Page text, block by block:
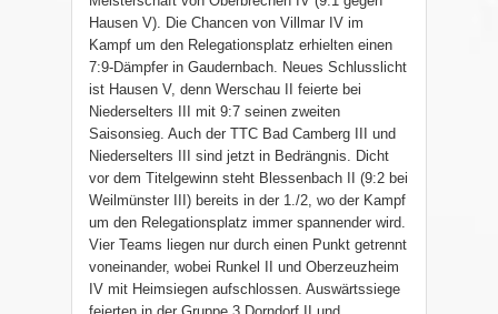
Hausen V). Die Chancen von Villmar IV im
Kampf um den Relegationsplatz erhielten einen
7:9-Dämpfer in Gaudernbach. Neues Schlusslicht
ist Hausen V, denn Werschau II feierte bei
Niederselters III mit 9:7 seinen zweiten
Saisonsieg. Auch der TTC Bad Camberg III und
Niederselters III sind jetzt in Bedrängnis. Dicht
vor dem Titelgewinn steht Blessenbach II (9:2 bei
Weilmünster III) bereits in der 1./2, wo der Kampf
um den Relegationsplatz immer spannender wird.
Vier Teams liegen nur durch einen Punkt getrennt
voneinander, wobei Runkel II und Oberzeuzheim
IV mit Heimsiegen aufschlossen. Auswärtssiege